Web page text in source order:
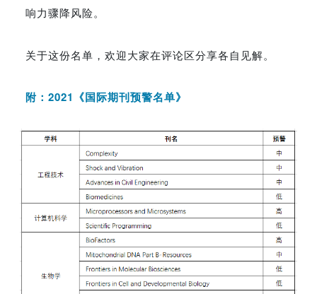
响力骤降风险。
关于这份名单，欢迎大家在评论区分享各自见解。
附：2021 《国际期刊预警名单》